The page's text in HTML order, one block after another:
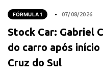
FÓRMULA 1 07/08/2026
Stock Car: Gabriel
do carro após
Cruz do Sul